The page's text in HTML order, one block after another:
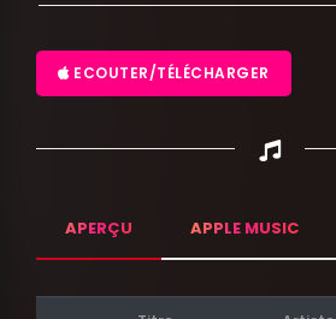
ECOUTER/TÉLÉCHARGER
APERÇU APPLE MUSIC